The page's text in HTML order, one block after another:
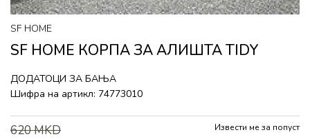
SF HOME
SF HOME КОРПА ЗА АЛИШТА TIDY
ДОДАТОЦИ ЗА БАЊА
Шифра на артикл: 74773010
620MKD Извести ме за попуст